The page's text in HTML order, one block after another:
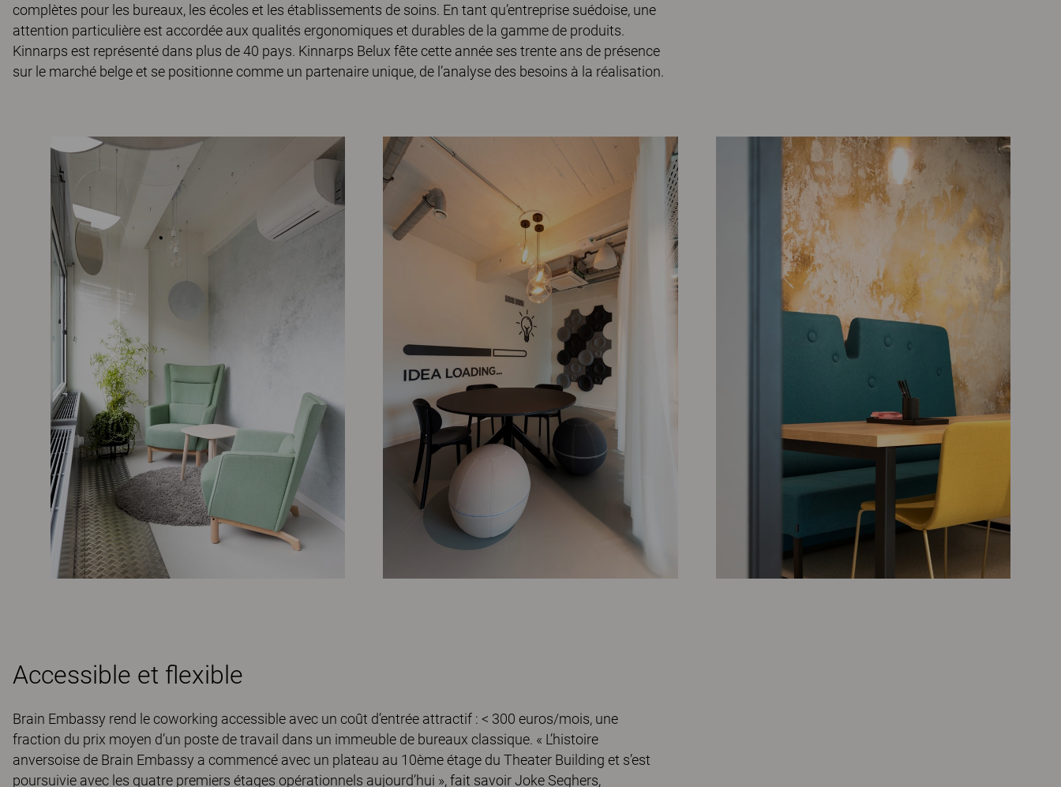
complètes pour les bureaux, les écoles et les établissements de soins. En tant qu’entreprise suédoise, une
attention particulière est accordée aux qualités ergonomiques et durables de la gamme de produits.
Kinnarps est représenté dans plus de 40 pays. Kinnarps Belux fête cette année ses trente ans de présence
sur le marché belge et se positionne comme un partenaire unique, de l’analyse des besoins à la réalisation.
Accessible et flexible
Brain Embassy rend le coworking accessible avec un coût d’entrée attractif : < 300 euros/mois, une
fraction du prix moyen d’un poste de travail dans un immeuble de bureaux classique. « L’histoire
anversoise de Brain Embassy a commencé avec un plateau au 10ème étage du Theater Building et s’est
poursuivie avec les quatre premiers étages opérationnels aujourd’hui », fait savoir Joke Seghers,